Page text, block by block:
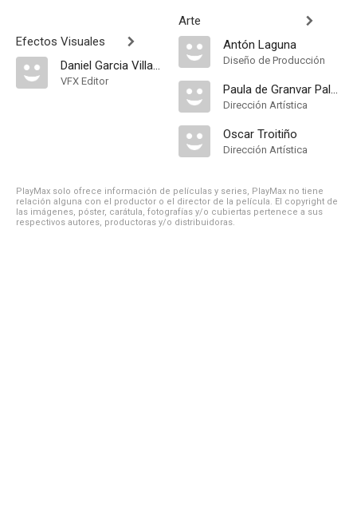
Efectos Visuales
Daniel Garcia Villaraco
VFX Editor
Arte
Antón Laguna
Diseño de Producción
Paula de Granvar Palomares-Martínez
Dirección Artística
Oscar Troitiño
Dirección Artística
PlayMax solo ofrece información de películas y series, PlayMax no tiene
relación alguna con el productor o el director de la película. El copyright de
las imágenes, póster, carátula, fotografías y/o cubiertas pertenece a sus
respectivos autores, productoras y/o distribuidoras.